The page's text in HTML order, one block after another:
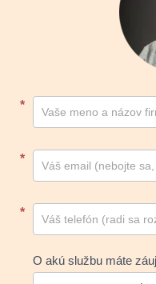
Kontakt
footer
*
*
*
O akú službu máte